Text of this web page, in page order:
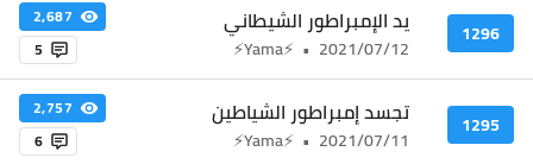
1296 يد الإمبراطور الشيطاني
2021/07/12
•
⚡Yama⚡
2,687
5
1295 تجسد إمبراطور الشياطين
2021/07/11
•
⚡Yama⚡
2,757
6